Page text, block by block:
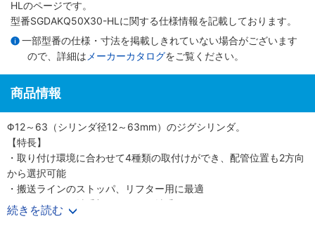
HLのページです。
型番SGDAKQ50X30-HLに関する仕様情報を記載しております。
一部型番の仕様・寸法を掲載しきれていない場合がございます
ので、詳細は メーカーカタログをご覧ください。
商品情報
Φ12～63（シリンダ径12～63mm）のジグシリンダ。
【特長】
・取り付け環境に合わせて4種類の取付けができ、配管位置も2方向
から選択可能
・搬送ラインのストッパ、リフター用に最適
・ガイドロッド軸受部はころがり軸受け
・クリーンルーム等に最適
続きを読む